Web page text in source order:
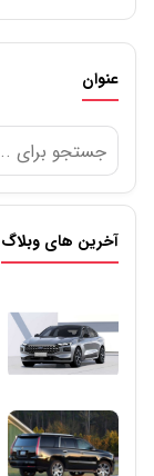
عنوان
آخرین های وبلاگ